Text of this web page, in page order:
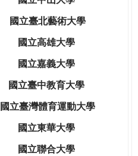
國立臺北藝術大學
國立高雄大學
國立嘉義大學
國立臺中教育大學
國立臺灣體育運動大學
國立東華大學
國立聯合大學